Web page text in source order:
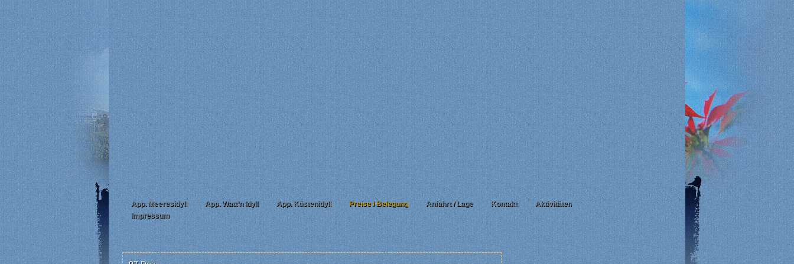
App. Meeresidyll App. Watt’n Idyll App. Küstenidyll Preise / Belegung Anfahrt / Lage Kontakt
Aktivitäten
Impressum